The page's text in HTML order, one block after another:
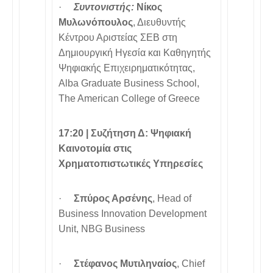
· Συντονιστής: Νίκος
Μυλωνόπουλος, Διευθυντής
Κέντρου Αριστείας ΣΕΒ στη
Δημιουργική Ηγεσία και Καθηγητής
Ψηφιακής Επιχειρηματικότητας,
Alba Graduate Business School,
The American College of Greece
17:20 | Συζήτηση Δ: Ψηφιακή
Καινοτομία στις
Χρηματοπιστωτικές Υπηρεσίες
· Σπύρος Αρσένης, Head of
Business Innovation Development
Unit, NBG Business
· Στέφανος Μυτιληναίος, Chief